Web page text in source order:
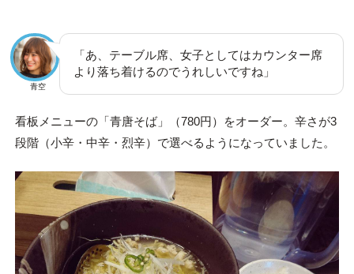
青空
「あ、テーブル席、女子としてはカウンター席
より落ち着けるのでうれしいですね」
看板メニューの「青唐そば」（780円）をオーダー。辛さが3
段階（小辛・中辛・烈辛）で選べるようになっていました。